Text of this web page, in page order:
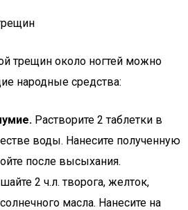
трещин около ногтей можно
народные средства:
Растворите 2 таблетки в
воды. Нанесите полученную
после высыхания.
2 ч.л. творога, желток,
масла. Нанесите на